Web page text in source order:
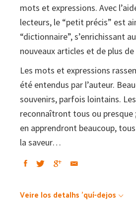
mots et expressions. Avec
lecteurs, le “petit précis” est
“dictionnaire”, s’enrichissant
nouveaux articles et de plus de
Les mots et expressions
été entendus par l’auteur.
souvenirs, parfois lointains.
reconnaîtront tous ou presque
en apprendront beaucoup,
la saveur…
Veire los detalhs 'quí-dejos